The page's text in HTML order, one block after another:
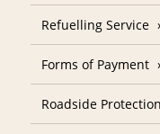
Refuelling Service
Forms of Payment
Roadside